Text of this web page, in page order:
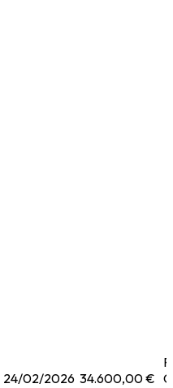
24/02/2026 34.600,00 €